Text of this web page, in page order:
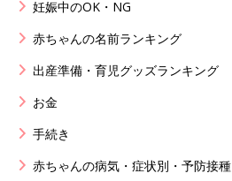
妊娠中のOK・NG
赤ちゃんの名前ランキング
出産準備・育児グッズランキング
お金
手続き
赤ちゃんの病気・症状別・予防接種